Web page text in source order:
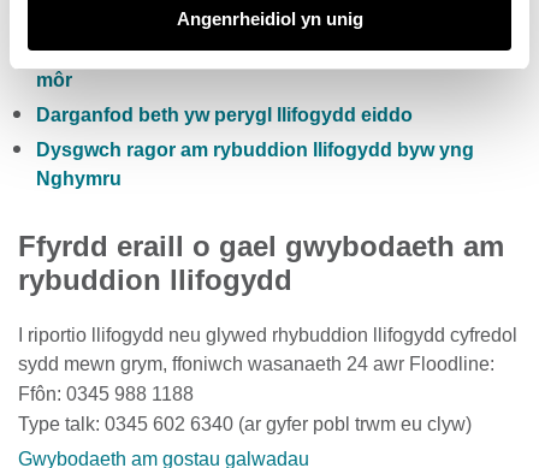
Angenrheidiol yn unig
Gwirio lefelau cyfredol afonydd, glawiad a lefelau’r
môr
Darganfod beth yw perygl llifogydd eiddo
Dysgwch ragor am rybuddion llifogydd byw yng
Nghymru
Ffyrdd eraill o gael gwybodaeth am
rybuddion llifogydd
I riportio llifogydd neu glywed rhybuddion llifogydd cyfredol
sydd mewn grym, ffoniwch wasanaeth 24 awr Floodline:
Ffôn: 0345 988 1188
Type talk: 0345 602 6340 (ar gyfer pobl trwm eu clyw)
Gwybodaeth am gostau galwadau